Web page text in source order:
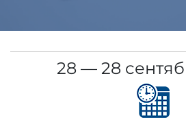
28 — 28